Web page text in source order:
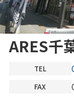
ARES千
TEL
FAX